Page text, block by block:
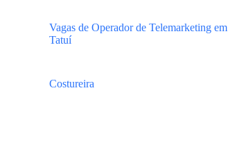
Vagas de Operador de Telemarketing em
Tatuí
Costureira